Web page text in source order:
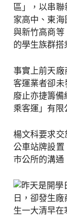
區」，以串
家高中、東
與新竹高商等
的學生族群搭
事實上前天廠
客運業者卻
廢止亦捷籌
乘客運」有限
楊文科要求
公車站牌設
市公所的溝通